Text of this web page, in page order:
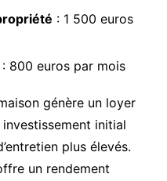
: 1 500 euros
800 euros par mois
génère un loyer
initial
plus élevés.
un rendement